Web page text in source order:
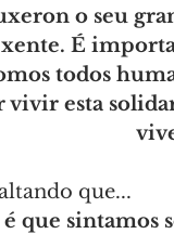
o seu
É
todos
esta
que...
que sintamos